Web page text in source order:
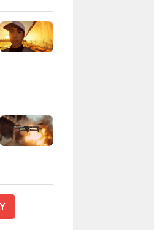
vývojář přidá do hry
našel chytrý způsob, jak se